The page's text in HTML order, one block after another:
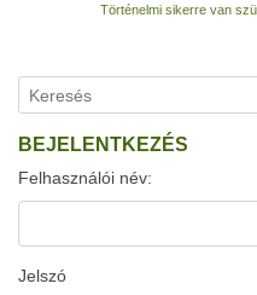
Történelmi sikerre van
BEJELENTKEZÉS
Felhasználói név:
Jelszó